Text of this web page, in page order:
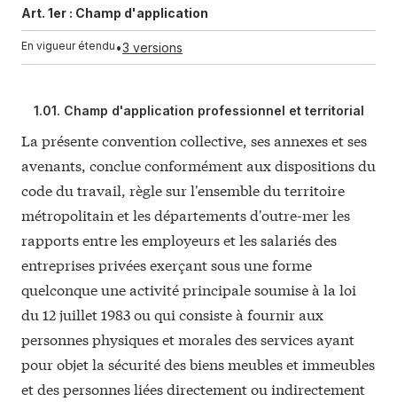
Art. 1er : Champ d'application
En vigueur étendu •3 versions
1.01. Champ d'application professionnel et territorial
La présente convention collective, ses annexes et ses
avenants, conclue conformément aux dispositions du
code du travail, règle sur l'ensemble du territoire
métropolitain et les départements d'outre-mer les
rapports entre les employeurs et les salariés des
entreprises privées exerçant sous une forme
quelconque une activité principale soumise à la loi
du 12 juillet 1983 ou qui consiste à fournir aux
personnes physiques et morales des services ayant
pour objet la sécurité des biens meubles et immeubles
et des personnes liées directement ou indirectement